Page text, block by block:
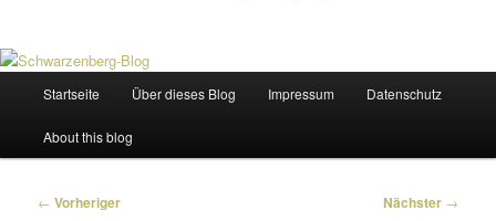
Startseite Über dieses Blog Impressum Datenschutz
About this blog
Beitragsnavigation
← Vorheriger Nächster →